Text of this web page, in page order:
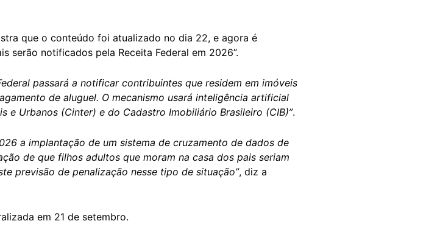
que o conteúdo foi atualizado no dia 22, e agora é
serão notificados pela Receita Federal em 2026”.
passará a notificar contribuintes que residem em imóveis
de aluguel. O mecanismo usará inteligência artificial
e Urbanos (Cinter) e do Cadastro Imobiliário Brasileiro (CIB)”.
a implantação de um sistema de cruzamento de dados de
de que filhos adultos que moram na casa dos pais seriam
previsão de penalização nesse tipo de situação”, diz a
em 21 de setembro.